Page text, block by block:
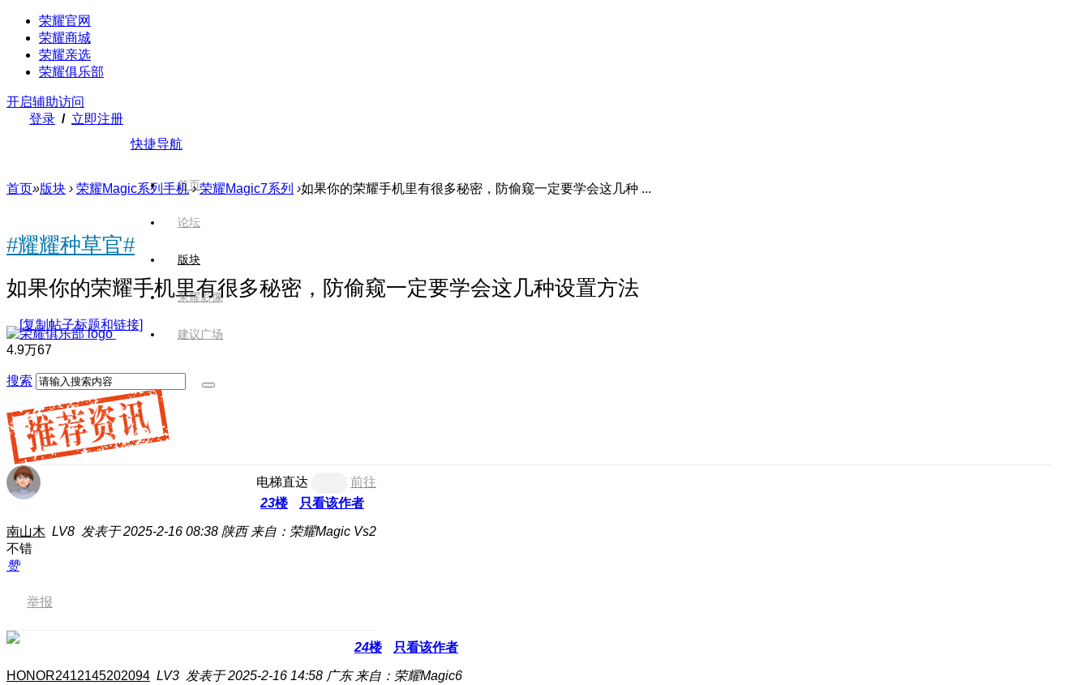
荣耀官网
荣耀商城
荣耀亲选
荣耀俱乐部
开启辅助访问
登录 / 立即注册
快捷导航
首页
论坛
版块
荣耀影像
建议广场
搜索
首页»版块 › 荣耀Magic系列手机 › 荣耀Magic7系列 ›如果你的荣耀手机里有很多秘密，防偷窥一定要学会这几种 ...
#耀耀种草官#
如果你的荣耀手机里有很多秘密，防偷窥一定要学会这几种设置方法
[复制帖子标题和链接]
4.9万67
电梯直达
前往
23楼 只看该作者
南山木 LV8 发表于 2025-2-16 08:38 陕西 来自：荣耀Magic Vs2
不错
赞
举报
24楼 只看该作者
HONOR2412145202094 LV3 发表于 2025-2-16 14:58 广东 来自：荣耀Magic6